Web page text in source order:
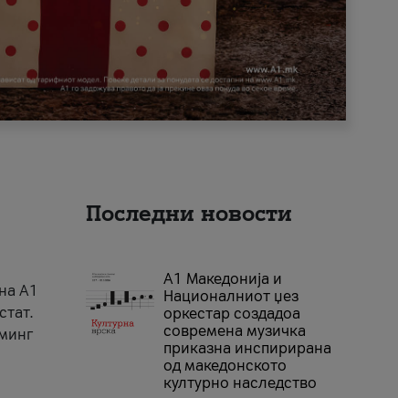
A1
Последни новости
А1 Македонија и
Националниот џез
оркестар создадоа
современа музичка
приказна инспирирана
од македонското
културно наследство